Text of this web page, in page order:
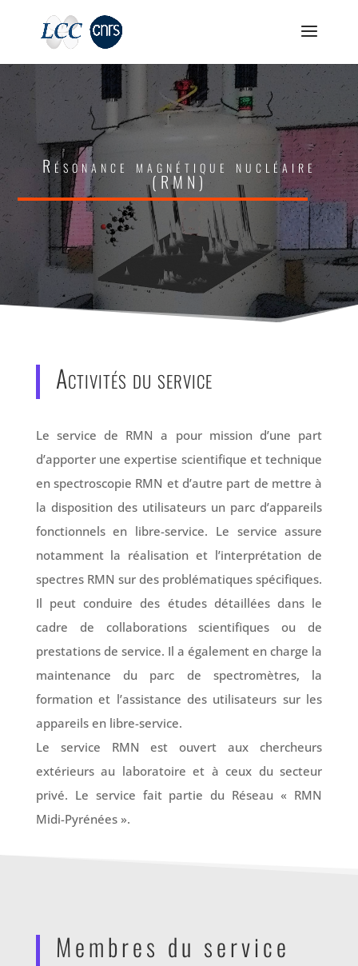
Résonance magnétique nucléaire
(RMN)
Activités du service
Le service de RMN a pour mission d’une part
d’apporter une expertise scientifique et technique
en spectroscopie RMN et d’autre part de mettre à
la disposition des utilisateurs un parc d’appareils
fonctionnels en libre-service. Le service assure
notamment la réalisation et l’interprétation de
spectres RMN sur des problématiques spécifiques.
Il peut conduire des études détaillées dans le
cadre de collaborations scientifiques ou de
prestations de service. Il a également en charge la
maintenance du parc de spectromètres, la
formation et l’assistance des utilisateurs sur les
appareils en libre-service.
Le service RMN est ouvert aux chercheurs
extérieurs au laboratoire et à ceux du secteur
privé. Le service fait partie du Réseau « RMN
Midi-Pyrénées ».
Membres du service